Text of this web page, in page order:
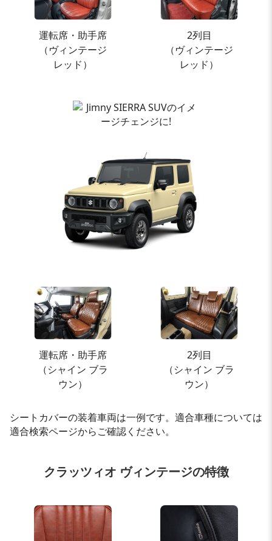
運転席・助手席
（ヴィンテージ
レッド）
2列目
（ヴィンテージ
レッド）
運転席・助手席
（シャイン ブラ
ウン）
2列目
（シャイン ブラ
ウン）
シートカバーの装着車両は一例です。適合車種については
適合検索ページからご確認ください。
クラッツィオ ヴィンテージの特徴